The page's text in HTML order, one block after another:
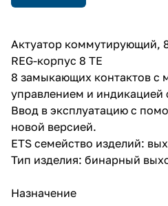
Актуатор коммутирующий,
REG-корпус 8 TE
8 замыкающих контактов с
управлением и индикацией
Ввод в эксплуатацию с
новой версией.
ETS семейство изделий:
Тип изделия: бинарный
Назначение